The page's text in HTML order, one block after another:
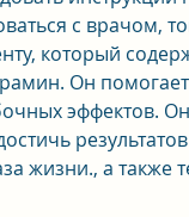
с врачом,
который
Он
эффектов.
жизни., а также